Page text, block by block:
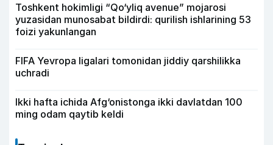
Toshkent hokimligi “Qo‘yliq avenue” mojarosi
yuzasidan munosabat bildirdi: qurilish ishlarining 53
foizi yakunlangan
FIFA Yevropa ligalari tomonidan jiddiy qarshilikka
uchradi
Ikki hafta ichida Afg‘onistonga ikki davlatdan 100
ming odam qaytib keldi